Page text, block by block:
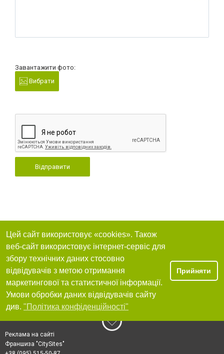
Завантажити фото:
Вибрати
Відправити
Цей сайт використовує «cookies». Також
веб-сайт використовує інтернет-сервіс для
збору технічних даних стосовно
відвідувачів з метою отримання
маркетингової та статистичної інформації.
Умови обробки даних відвідувачів сайту
див. "Політика конфіденційності"
Прийняти
Реклама на сайті
Франшиза "CitySites"